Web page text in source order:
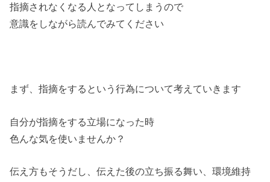
指摘されなくなる人となってしまうので
意識をしながら読んでみてください
まず、指摘をするという行為について考えていきます
自分が指摘をする立場になった時
色んな気を使いませんか？
伝え方もそうだし、伝えた後の立ち振る舞い、環境維持